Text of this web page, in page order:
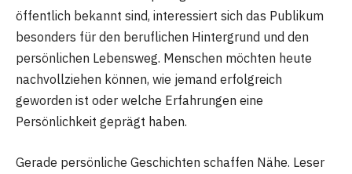
öffentlich bekannt sind, interessiert sich das Publikum
besonders für den beruflichen Hintergrund und den
persönlichen Lebensweg. Menschen möchten heute
nachvollziehen können, wie jemand erfolgreich
geworden ist oder welche Erfahrungen eine
Persönlichkeit geprägt haben.
Gerade persönliche Geschichten schaffen Nähe. Leser